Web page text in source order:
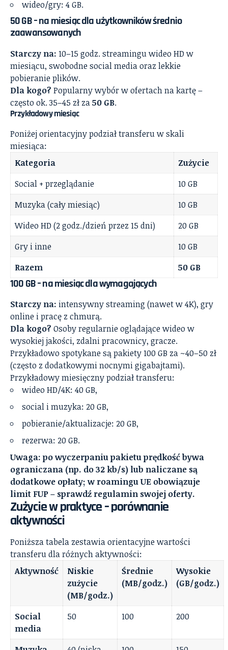
wideo/gry: 4 GB.
50 GB – na miesiąc dla użytkowników średnio
zaawansowanych
Starczy na: 10–15 godz. streamingu wideo HD w
miesiącu, swobodne social media oraz lekkie
pobieranie plików.
Dla kogo? Popularny wybór w ofertach na kartę –
często ok. 35–45 zł za50 GB.
Przykładowy miesiąc
Poniżej orientacyjny podział transferu w skali
miesiąca:
Kategoria
Zużycie
Social + przeglądanie
10 GB
Muzyka (cały miesiąc)
10 GB
Wideo HD (2 godz./dzień przez 15 dni)
20 GB
Gry i inne
10 GB
Razem
50 GB
100 GB – na miesiąc dla wymagających
Starczy na: intensywny streaming (nawet w 4K), gry
online i pracę z chmurą.
Dla kogo? Osoby regularnie oglądające wideo w
wysokiej jakości, zdalni pracownicy, gracze.
Przykładowo spotykane są pakiety 100 GB za ~40–50 zł
(często z dodatkowymi nocnymi gigabajtami).
Przykładowy miesięczny podział transferu:
wideo HD/4K: 40 GB,
social i muzyka: 20 GB,
pobieranie/aktualizacje: 20 GB,
rezerwa: 20 GB.
Uwaga: po wyczerpaniu pakietu prędkość bywa
ograniczana (np. do 32 kb/s) lub naliczane są
dodatkowe opłaty; w roamingu UE obowiązuje
limit FUP – sprawdź regulamin swojej oferty.
Zużycie w praktyce – porównanie
aktywności
Poniższa tabela zestawia orientacyjne wartości
transferu dla różnych aktywności:
Aktywność
Niskie
zużycie
(MB/godz.)
Średnie
(MB/godz.)
Wysokie
(GB/godz.)
Social
media
50 100 200